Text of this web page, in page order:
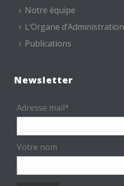
Notre équipe
L’Organe d’Administration
Publications
Newsletter
Adresse mail*
Votre nom